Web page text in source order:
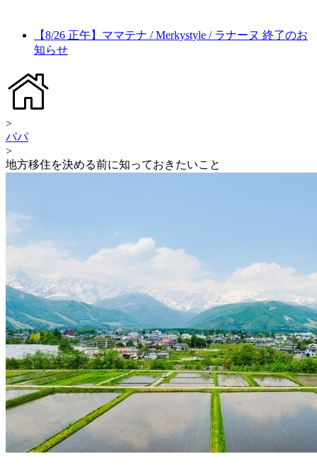
【8/26 正午】ママテナ / Merkystyle / ラナーヌ 終了のお
知らせ
>
パパ
>
地方移住を決める前に知っておきたいこと